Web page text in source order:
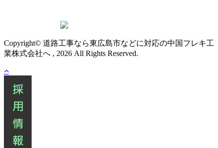
Copyright© 道路工事なら東広島市などに対応の中国フレキ工
業株式会社へ , 2026 All Rights Reserved.